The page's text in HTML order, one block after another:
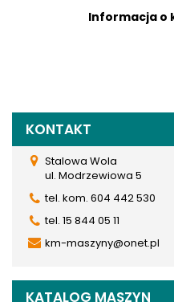
Informacja o
KONTAKT
Stalowa Wola
ul. Modrzewiowa 5
tel. kom. 604 442 530
tel. 15 844 05 11
km-maszyny@onet.pl
KATALOG MASZYN